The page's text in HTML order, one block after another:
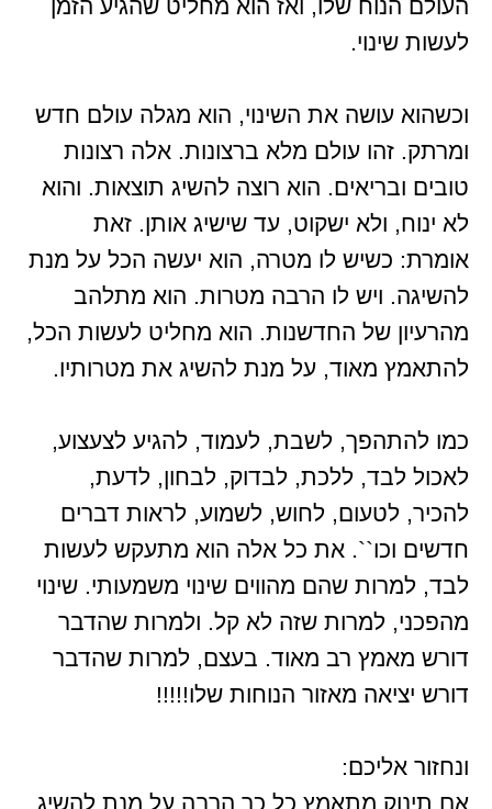
העולם הנוח שלו, ואז הוא מחליט שהגיע הזמן
לעשות שינוי.
וכשהוא עושה את השינוי, הוא מגלה עולם חדש
ומרתק. זהו עולם מלא ברצונות. אלה רצונות
טובים ובריאים. הוא רוצה להשיג תוצאות. והוא
לא ינוח, ולא ישקוט, עד שישיג אותן. זאת
אומרת: כשיש לו מטרה, הוא יעשה הכל על מנת
להשיגה. ויש לו הרבה מטרות. הוא מתלהב
מהרעיון של החדשנות. הוא מחליט לעשות הכל,
להתאמץ מאוד, על מנת להשיג את מטרותיו.
כמו להתהפך, לשבת, לעמוד, להגיע לצעצוע,
לאכול לבד, ללכת, לבדוק, לבחון, לדעת,
להכיר, לטעום, לחוש, לשמוע, לראות דברים
חדשים וכו``. את כל אלה הוא מתעקש לעשות
לבד, למרות שהם מהווים שינוי משמעותי. שינוי
מהפכני, למרות שזה לא קל. ולמרות שהדבר
דורש מאמץ רב מאוד. בעצם, למרות שהדבר
דורש יציאה מאזור הנוחות שלו!!!!!
ונחזור אליכם:
אם תינוק מתאמץ כל כך הרבה על מנת להשיג